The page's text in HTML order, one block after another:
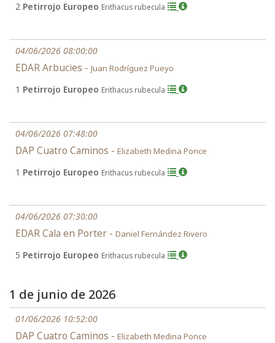
2 Petirrojo Europeo Erithacus rubecula
04/06/2026 08:00:00
EDAR Arbucies - Juan Rodríguez Pueyo
1 Petirrojo Europeo Erithacus rubecula
04/06/2026 07:48:00
DAP Cuatro Caminos - Elizabeth Medina Ponce
1 Petirrojo Europeo Erithacus rubecula
04/06/2026 07:30:00
EDAR Cala en Porter - Daniel Fernández Rivero
5 Petirrojo Europeo Erithacus rubecula
1 de junio de 2026
01/06/2026 10:52:00
DAP Cuatro Caminos - Elizabeth Medina Ponce